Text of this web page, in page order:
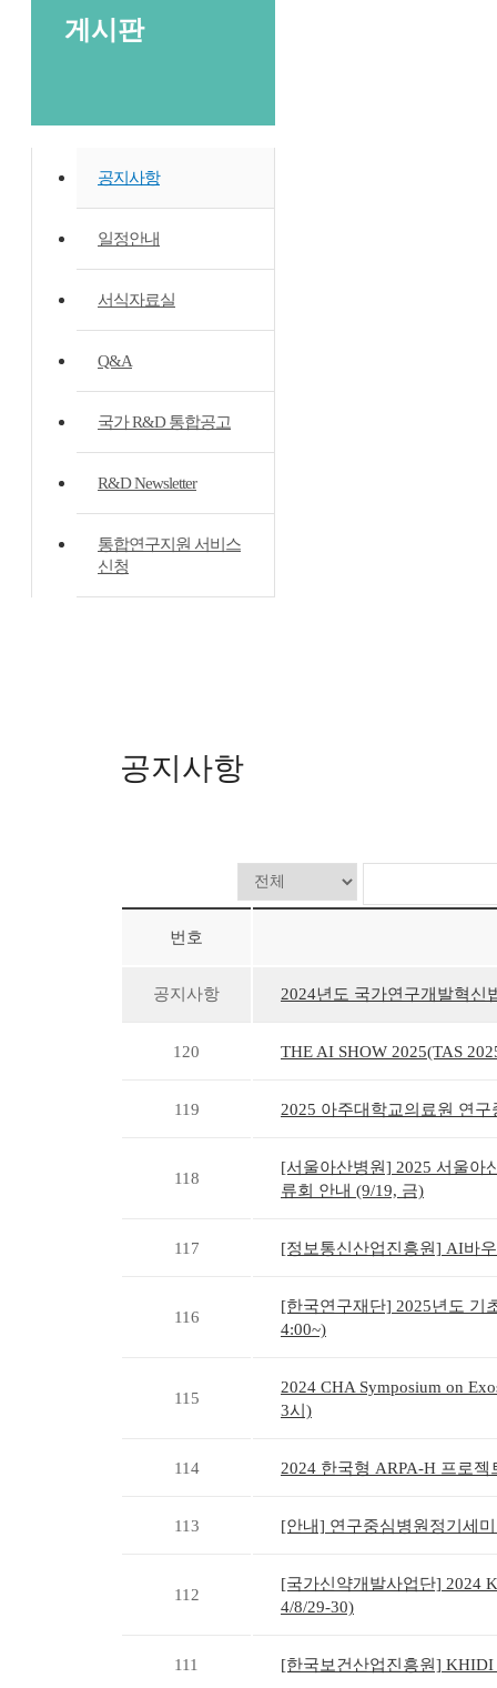
게시판
공지사항
일정안내
서식자료실
Q&A
국가 R&D 통합공고
R&D Newsletter
통합연구지원 서비스
신청
공지사항
번호
공지사항 2024년도 국가연구개발혁신
120 THE AI SHOW 2025(TAS
119 2025 아주대학교의료원 연
118
[서울아산병원] 2025 서울아
류회 안내 (9/19, 금)
117 [정보통신산업진흥원] AI바
116
[한국연구재단] 2025년도 기
4:00~)
115
2024 CHA Symposium on
3시)
114 2024 한국형 ARPA-H 프로
113 [안내] 연구중심병원정기세
112
[국가신약개발사업단] 2024
4/8/29-30)
111 [한국보건산업진흥원]